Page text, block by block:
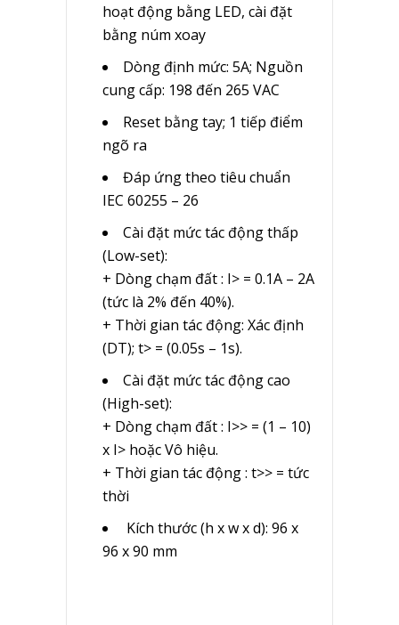
hoạt động bằng LED, cài đặt
bằng núm xoay
Dòng định mức: 5A; Nguồn
cung cấp: 198 đến 265 VAC
Reset bằng tay; 1 tiếp điểm
ngõ ra
Đáp ứng theo tiêu chuẩn
IEC 60255 – 26
Cài đặt mức tác động thấp
(Low-set):
+ Dòng chạm đất : I> = 0.1A – 2A
(tức là 2% đến 40%).
+ Thời gian tác động: Xác định
(DT); t> = (0.05s – 1s).
Cài đặt mức tác động cao
(High-set):
+ Dòng chạm đất : I>> = (1 – 10)
x I> hoặc Vô hiệu.
+ Thời gian tác động : t>> = tức
thời
Kích thước (h x w x d): 96 x
96 x 90 mm